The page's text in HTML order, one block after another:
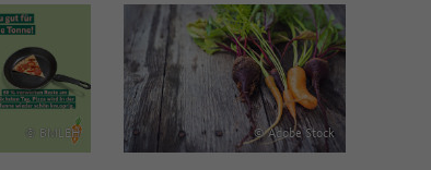
© BMLEH © Adobe Stock